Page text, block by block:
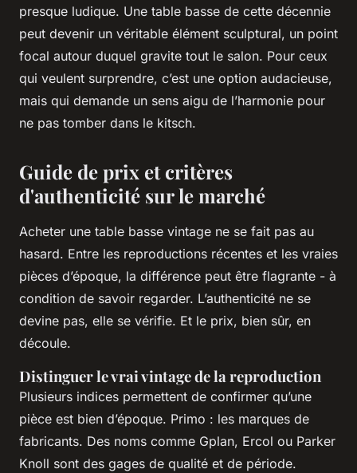
presque ludique. Une table basse de cette décennie
peut devenir un véritable élément sculptural, un point
focal autour duquel gravite tout le salon. Pour ceux
qui veulent surprendre, c’est une option audacieuse,
mais qui demande un sens aigu de l’harmonie pour
ne pas tomber dans le kitsch.
Guide de prix et critères
d'authenticité sur le marché
Acheter une table basse vintage ne se fait pas au
hasard. Entre les reproductions récentes et les vraies
pièces d’époque, la différence peut être flagrante - à
condition de savoir regarder. L’authenticité ne se
devine pas, elle se vérifie. Et le prix, bien sûr, en
découle.
Distinguer le vrai vintage de la reproduction
Plusieurs indices permettent de confirmer qu’une
pièce est bien d’époque. Primo : les marques de
fabricants. Des noms comme Gplan, Ercol ou Parker
Knoll sont des gages de qualité et de période.